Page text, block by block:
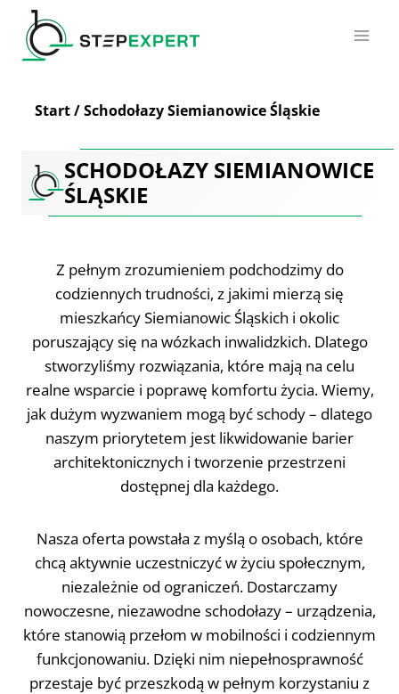
Przejdź
treści
Start/Schodołazy Siemianowice Śląskie
SCHODOŁAZY SIEMIANOWICE
ŚLĄSKIE
Z pełnym zrozumieniem podchodzimy do
codziennych trudności, z jakimi mierzą się
mieszkańcy Siemianowic Śląskich i okolic
poruszający się na wózkach inwalidzkich. Dlatego
stworzyliśmy rozwiązania, które mają na celu
realne wsparcie i poprawę komfortu życia. Wiemy,
jak dużym wyzwaniem mogą być schody – dlatego
naszym priorytetem jest likwidowanie barier
architektonicznych i tworzenie przestrzeni
dostępnej dla każdego.
Nasza oferta powstała z myślą o osobach, które
chcą aktywnie uczestniczyć w życiu społecznym,
niezależnie od ograniczeń. Dostarczamy
nowoczesne, niezawodne schodołazy – urządzenia,
które stanowią przełom w mobilności i codziennym
funkcjonowaniu. Dzięki nim niepełnosprawność
przestaje być przeszkodą w pełnym korzystaniu z